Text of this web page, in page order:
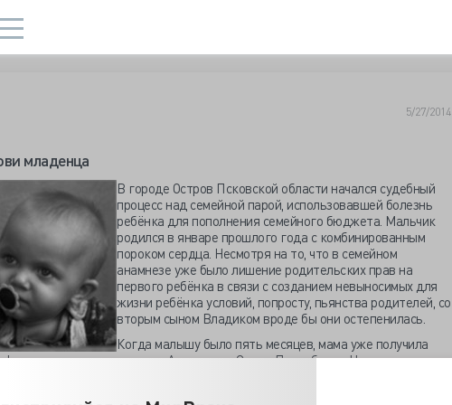
5/27/2014
младенца
В городе Остров Псковской области начался судебный
процесс над семейной парой, использовавшей болезнь
ребёнка для пополнения семейного бюджета. Мальчик
родился в январе прошлого года с комбинированным
пороком сердца. Несмотря на то, что в семейном
анамнезе уже было лишение родительских прав на
первого ребёнка в связи с созданием невыносимых для
жизни ребёнка условий, попросту, пьянства родителей, со
вторым сыном Владиком вроде бы они остепенилась.
Когда малышу было пять месяцев, мама уже получила
федеральном центре имени Алмазова в Санкт-Петербурге. Но, испытывая
медицине, где «за квоту разрежут, а зашивать – потребуют
поездки отказались, начав собирать деньги на платное лечение. Для